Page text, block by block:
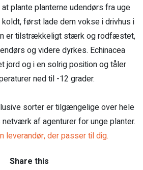
plante planterne udendørs fra uge
først lade dem vokse i drivhus i
er tilstrækkeligt stærk og rodfæstet,
og videre dyrkes. Echinacea
jord og i en solrig position og tåler
ned til -12 grader.
sorter er tilgængelige over hele
af agenturer for unge planter.
leverandør, der passer til dig.
Share this